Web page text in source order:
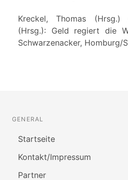
Kreckel, Thomas (Hrsg.)
(Hrsg.): Geld regiert die
Schwarzenacker, Homburg/
GENERAL
Startseite
Kontakt/Impressum
Partner